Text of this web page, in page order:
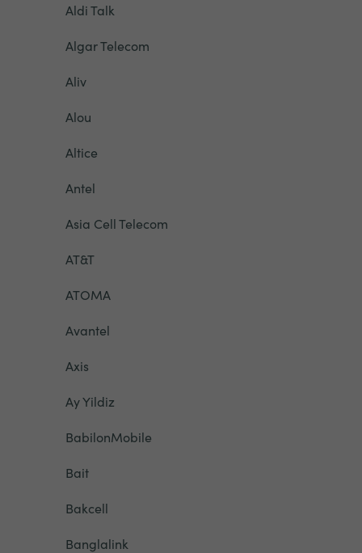
Aldi Talk
Algar Telecom
Aliv
Alou
Altice
Antel
Asia Cell Telecom
AT&T
ATOMA
Avantel
Axis
Ay Yildiz
BabilonMobile
Bait
Bakcell
Banglalink